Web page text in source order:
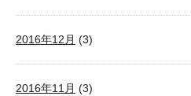
2016年12月 (3)
2016年11月 (3)